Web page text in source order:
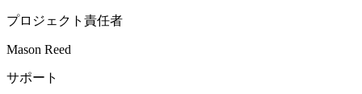
プロジェクト責任者
Mason Reed
サポート